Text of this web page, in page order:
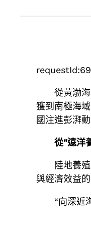
從黃渤
獲到南極海
國注進彭湃動
從“遠洋
陸地養
與經濟效益
“向深近